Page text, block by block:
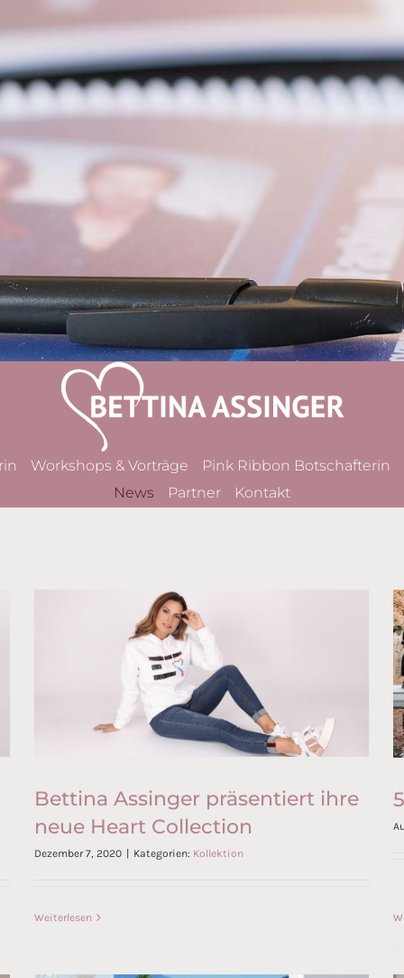
Workshops & Vorträge Pink Ribbon Botschafterin
News
Partner Kontakt
Bettina Assinger präsentiert
Bettina Assinger präsentiert ihre
neue Heart Collection
Dezember 7, 2020 Kategorien: Kollektion
Weiterlesen